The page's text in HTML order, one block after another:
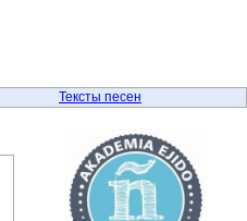
Тексты песен